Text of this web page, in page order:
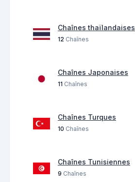
Chaînes thaïlandaises
12 Chaînes
Chaînes Japonaises
11 Chaînes
Chaînes Turques
10 Chaînes
Chaînes Tunisiennes
9 Chaînes